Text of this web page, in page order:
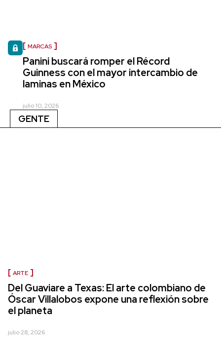
MARCAS
Panini buscará romper el Récord
Guinness con el mayor intercambio de
laminas en México
julio 10, 2026
GENTE
ARTE
Del Guaviare a Texas: El arte colombiano de
Óscar Villalobos expone una reflexión sobre
el planeta
julio 28, 2026